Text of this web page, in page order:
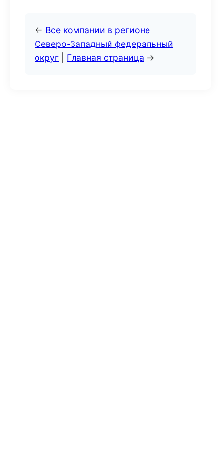
← Все компании в регионе
Северо-Западный федеральный
округ
Главная страница →